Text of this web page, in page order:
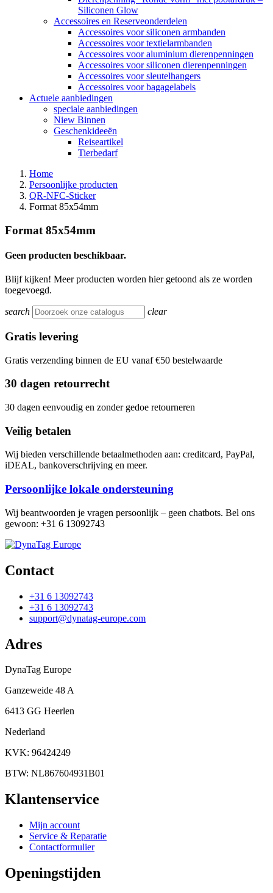
Siliconen Glow
Accessoires en Reserveonderdelen
Accessoires voor siliconen armbanden
Accessoires voor textielarmbanden
Accessoires voor aluminium dierenpenningen
Accessoires voor siliconen dierenpenningen
Accessoires voor sleutelhangers
Accessoires voor bagagelabels
Actuele aanbiedingen
speciale aanbiedingen
Niew Binnen
Geschenkideeën
Reiseartikel
Tierbedarf
Home
Persoonlijke producten
QR-NFC-Sticker
Format 85x54mm
Format 85x54mm
Geen producten beschikbaar.
Blijf kijken! Meer producten worden hier getoond als ze worden
toegevoegd.
search clear
Gratis levering
Gratis verzending binnen de EU vanaf €50 bestelwaarde
30 dagen retourrecht
30 dagen eenvoudig en zonder gedoe retourneren
Veilig betalen
Wij bieden verschillende betaalmethoden aan: creditcard, PayPal,
iDEAL, bankoverschrijving en meer.
Persoonlijke lokale ondersteuning
Wij beantwoorden je vragen persoonlijk – geen chatbots. Bel ons
gewoon: +31 6 13092743
Contact
+31 6 13092743
+31 6 13092743
support@dynatag-europe.com
Adres
DynaTag Europe
Ganzeweide 48 A
6413 GG Heerlen
Nederland
KVK: 96424249
BTW: NL867604931B01
Klantenservice
Mijn account
Service & Reparatie
Contactformulier
Openingstijden